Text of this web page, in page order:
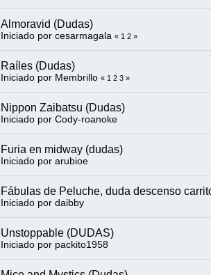
Almoravid (Dudas)
Iniciado por cesarmagala « 1 2 »
Raíles (Dudas)
Iniciado por Membrillo « 1 2 3 »
Nippon Zaibatsu (Dudas)
Iniciado por Cody-roanoke
Furia en midway (dudas)
Iniciado por arubioe
Fábulas de Peluche, duda descenso
Iniciado por daibby
Unstoppable (DUDAS)
Iniciado por packito1958